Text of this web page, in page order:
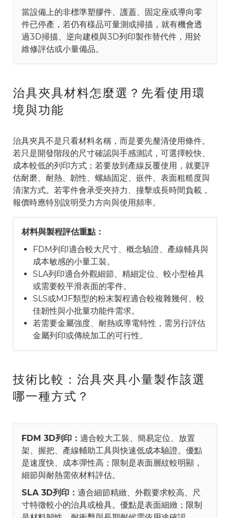
當設備上的非標準塑膠件、護蓋、固定座或導向零
件已停產，若仍有樣品可量測或掃描，就有機會透
過3D掃描、逆向建模與3D列印製作替代件，用於
維修評估或小量備品。
治具夾具材料怎麼選？先看使用環
境與功能
治具夾具不是只看材料名稱，而是要先釐清使用條件。
若只是開發階段的尺寸確認與手感測試，可選擇較快、
成本較低的列印方式；若要放到產線反覆使用，就要評
估耐磨、耐熱、韌性、螺絲固定、嵌件、表面粗糙度與
清潔方式。若零件會承受夾持力、撞擊或長時間負載，
報價時應特別說明受力方向與使用頻率。
材料與製程評估重點：
FDM列印適合較大尺寸、概念驗證、產線輔具與
成本敏感的小量工裝。
SLA列印適合外觀細節、精細定位、較小型檢具
或需要較平滑表面的零件。
SLS或MJF類型的粉末製程適合較複雜幾何、較
佳韌性與小批量功能件需求。
若需要金屬強度、耐熱或導電特性，需另行評估
金屬列印或傳統加工的可行性。
技術比較：治具夾具小量製作該選
哪一種方式？
FDM 3D列印： 適合較大工裝、簡易定位、放置
架、握把、產線輔助工具與快速低成本驗證。優點
是速度快、成本彈性高；限制是表面層紋較明顯，
細節與耐熱需依材料評估。
SLA 3D列印： 適合細節精緻、外觀要求較高、尺
寸特徵較小的治具或檢具。優點是表面細緻；限制